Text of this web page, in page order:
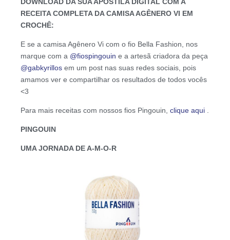
RECEITA COMPLETA DA CAMISA AGÊNERO VI EM
CROCHÊ:
E se a camisa Agênero Vi com o fio Bella Fashion, nos
marque com a @fiospingouin e a artesã criadora da peça
@gabkyrillos em um post nas suas redes sociais, pois
amamos ver e compartilhar os resultados de todos vocês
<3
Para mais receitas com nossos fios Pingouin, clique aqui
PINGOUIN
UMA JORNADA DE A-M-O-R